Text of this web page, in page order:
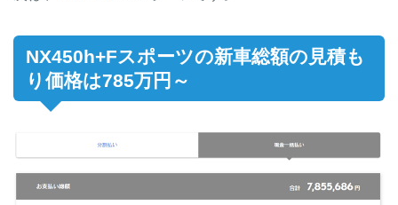
NX450h+Fスポーツの新車総額の見積も
り価格は785万円～